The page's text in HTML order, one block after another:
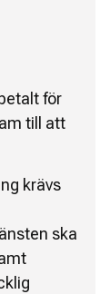
för
till att
krävs
ska